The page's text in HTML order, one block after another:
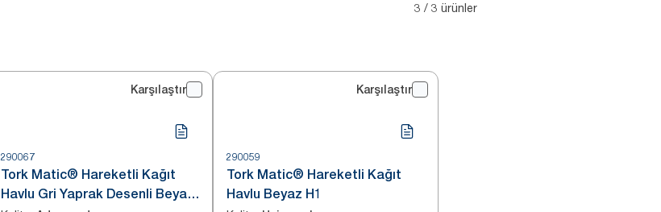
3 / 3 ürünler
Karşılaştır
290067
Tork Matic® Hareketli Kağıt
Havlu Gri Yaprak Desenli Beyaz
Karşılaştır
290059
Tork Matic® Hareketli Kağıt
Havlu Beyaz H1